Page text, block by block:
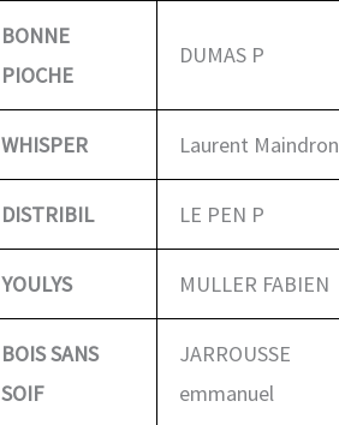
BONNE
PIOCHE
DUMAS P
WHISPER Laurent Maindron
DISTRIBIL LE PEN P
YOULYS MULLER FABIEN
BOIS SANS
SOIF
JARROUSSE
emmanuel